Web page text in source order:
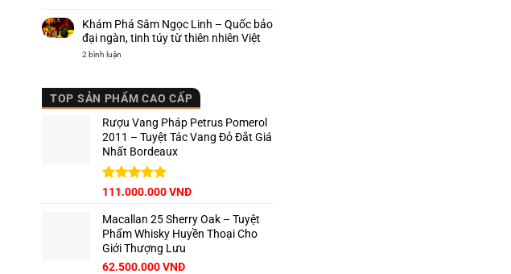
Chateau
Cap
de
Mourlin
Cru
Classé
Vùng
Émilion
Khám Phá Sâm Ngọc Linh – Quốc bảo
đại ngàn, tinh túy từ thiên nhiên Việt
2 bình luận
Ngọc
Linh
–
bảo
đại
ngàn,
tinh
từ
thiên
nhiên
Việt
TOP SẢN PHẨM CAO CẤP
Rượu Vang Pháp Petrus Pomerol
2011 – Tuyệt Tác Vang Đỏ Đắt Giá
Nhất Bordeaux
Được xếp
5 sao
Giá
là:
125.000.000 VNĐ.
111.000.000VNĐGiá
tại
là:
Macallan 25 Sherry Oak – Tuyệt
Phẩm Whisky Huyền Thoại Cho
Giới Thượng Lưu
Giá
62.500.000VNĐGiá